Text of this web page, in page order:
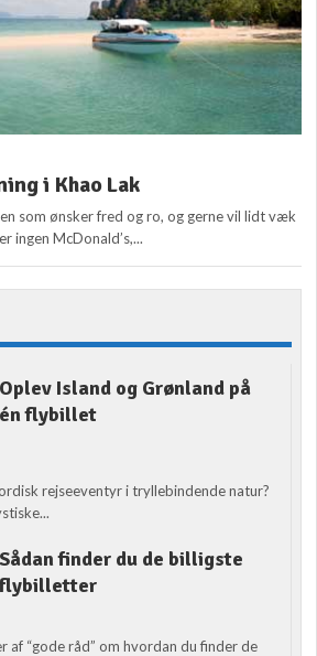
i Khao Lak
som ønsker fred og ro, og gerne vil lidt væk
ingen McDonald’s,...
Oplev Island og Grønland på
én flybillet
rejseeventyr i tryllebindende natur?
Sådan finder du de billigste
af “gode råd” om hvordan du finder de